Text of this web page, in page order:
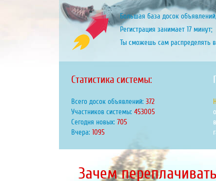
Большая база досок
Регистрация занимает 17 минут;
Ты сможешь сам распределять
Статистика системы:
Всего досок объявлений: 431
Участников системы: 525245
Сегодня новых: 817
Вчера: 1269
Зачем